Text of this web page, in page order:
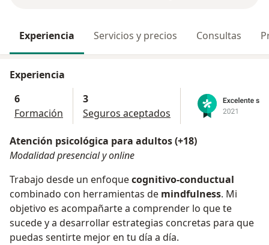
Experiencia Servicios y precios Consultas
Experiencia
6
Formación
3
Seguros aceptados
Atención psicológica para adultos (+18)
Modalidad presencial y online
Trabajo desde un enfoquecognitivo-conductual
combinado con herramientas de mindfulness. Mi
objetivo es acompañarte a comprender lo que te
sucede y a desarrollar estrategias concretas para que
puedas sentirte mejor en tu día a día.